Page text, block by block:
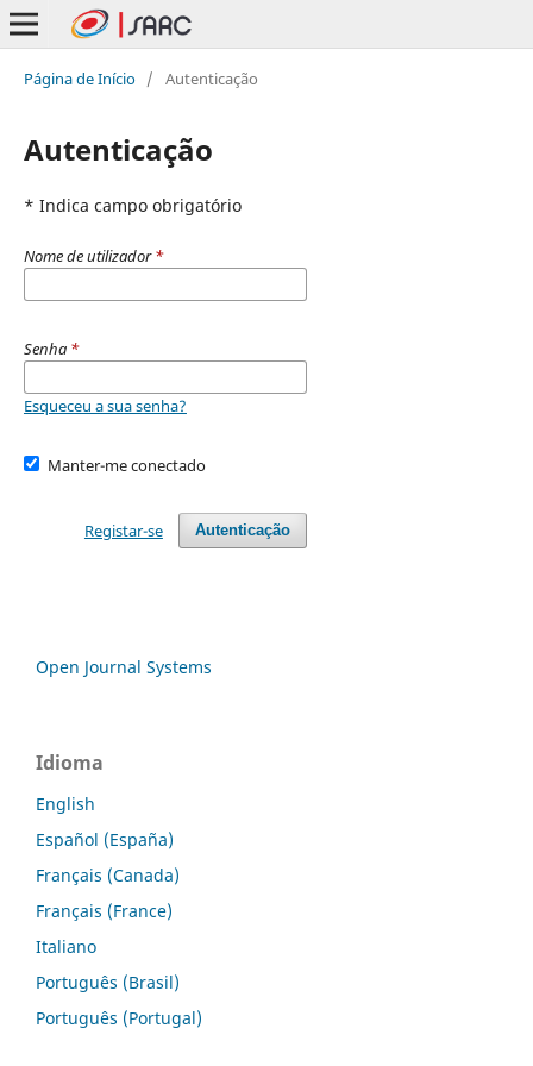
Página de Início / Autenticação
Autenticação
* Indica campo obrigatório
Nome de utilizador*
Senha *
Esqueceu a sua senha?
Manter-me conectado
Autenticação
Registar-se
Open Journal Systems
Idioma
English
Español (España)
Français (Canada)
Français (France)
Italiano
Português (Brasil)
Português (Portugal)